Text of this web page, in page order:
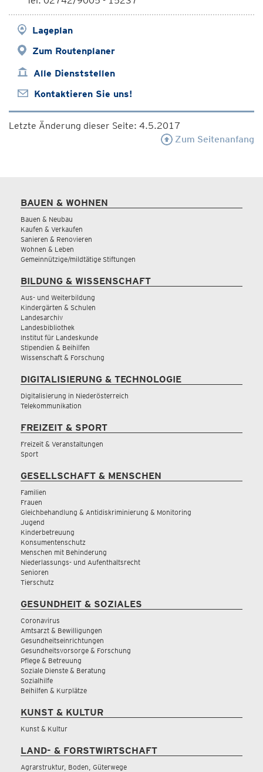
Lageplan
Zum Routenplaner
Alle Dienststellen
Kontaktieren Sie uns!
Letzte Änderung dieser Seite: 4.5.2017
Zum Seitenanfang
BAUEN & WOHNEN
Bauen & Neubau
Kaufen & Verkaufen
Sanieren & Renovieren
Wohnen & Leben
Gemeinnützige/mildtätige Stiftungen
BILDUNG & WISSENSCHAFT
Aus- und Weiterbildung
Kindergärten & Schulen
Landesarchiv
Landesbibliothek
Institut für Landeskunde
Stipendien & Beihilfen
Wissenschaft & Forschung
DIGITALISIERUNG & TECHNOLOGIE
Digitalisierung in Niederösterreich
Telekommunikation
FREIZEIT & SPORT
Freizeit & Veranstaltungen
Sport
GESELLSCHAFT & MENSCHEN
Familien
Frauen
Gleichbehandlung & Antidiskriminierung & Monitoring
Jugend
Kinderbetreuung
Konsumentenschutz
Menschen mit Behinderung
Niederlassungs- und Aufenthaltsrecht
Senioren
Tierschutz
GESUNDHEIT & SOZIALES
Coronavirus
Amtsarzt & Bewilligungen
Gesundheitseinrichtungen
Gesundheitsvorsorge & Forschung
Pflege & Betreuung
Soziale Dienste & Beratung
Sozialhilfe
Beihilfen & Kurplätze
KUNST & KULTUR
Kunst & Kultur
LAND- & FORSTWIRTSCHAFT
Agrarstruktur, Boden, Güterwege